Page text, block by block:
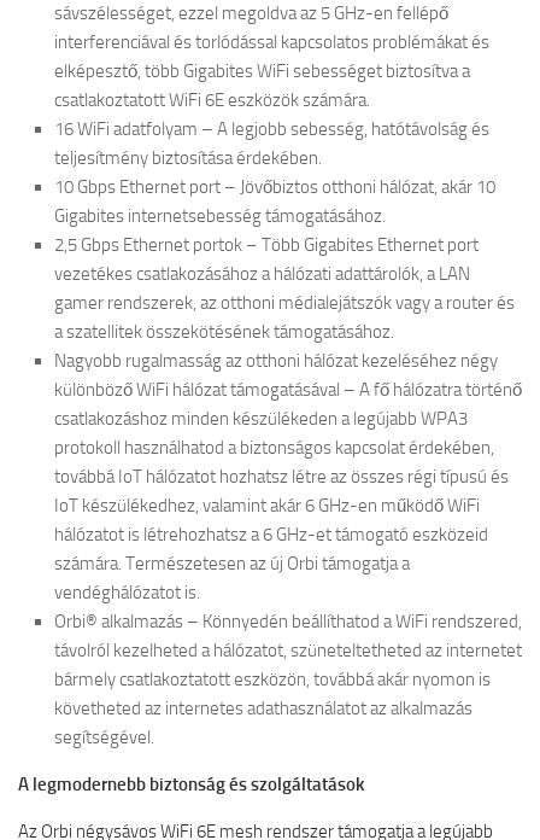
sávszélességet, ezzel megoldva az 5 GHz-en fellépő
interferenciával és torlódással kapcsolatos problémákat és
elképesztő, több Gigabites WiFi sebességet biztosítva a
csatlakoztatott WiFi 6E eszközök számára.
16 WiFi adatfolyam – A legjobb sebesség, hatótávolság és
teljesítmény biztosítása érdekében.
10 Gbps Ethernet port – Jövőbiztos otthoni hálózat, akár 10
Gigabites internetsebesség támogatásához.
2,5 Gbps Ethernet portok – Több Gigabites Ethernet port
vezetékes csatlakozásához a hálózati adattárolók, a LAN
gamer rendszerek, az otthoni médialejátszók vagy a router és
a szatellitek összekötésének támogatásához.
Nagyobb rugalmasság az otthoni hálózat kezeléséhez négy
különböző WiFi hálózat támogatásával – A fő hálózatra történő
csatlakozáshoz minden készülékeden a legújabb WPA3
protokoll használhatod a biztonságos kapcsolat érdekében,
továbbá IoT hálózatot hozhatsz létre az összes régi típusú és
IoT készülékedhez, valamint akár 6 GHz-en működő WiFi
hálózatot is létrehozhatsz a 6 GHz-et támogató eszközeid
számára. Természetesen az új Orbi támogatja a
vendéghálózatot is.
Orbi® alkalmazás – Könnyedén beállíthatod a WiFi rendszered,
távolról kezelheted a hálózatot, szüneteltetheted az internetet
bármely csatlakoztatott eszközön, továbbá akár nyomon is
követheted az internetes adathasználatot az alkalmazás
segítségével.
A legmodernebb biztonság és szolgáltatások
Az Orbi négysávos WiFi 6E mesh rendszer támogatja a legújabb